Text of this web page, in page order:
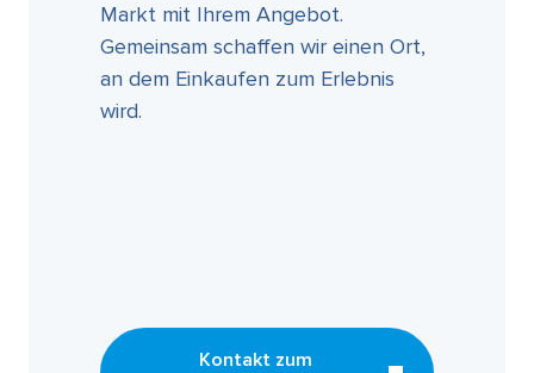
Markt mit Ihrem Angebot.
Gemeinsam schaffen wir einen Ort,
an dem Einkaufen zum Erlebnis
wird.
Kontakt zum